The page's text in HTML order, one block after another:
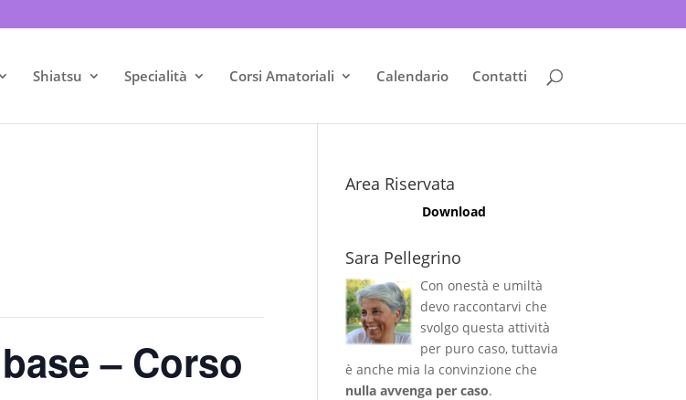
Shiatsu Specialità Corsi Amatoriali Calendario Contatti
– Corso
Area Riservata
Download
Sara Pellegrino
Con onestà e umiltà
devo raccontarvi che
svolgo questa attività
per puro caso, tuttavia
è anche mia la convinzione che
nulla avvenga per caso.